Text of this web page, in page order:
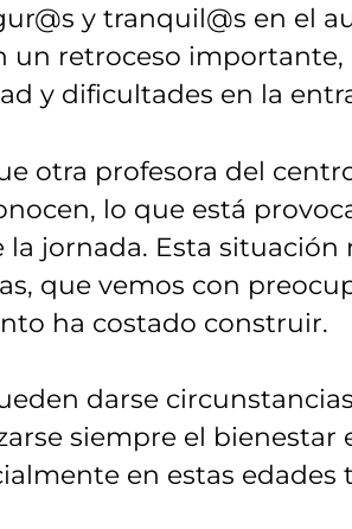
y tranquil@s en el
un retroceso
y dificultades en la
otra profesora del
lo que está
jornada. Esta situación
que vemos con
ha costado construir.
darse
siempre el bienestar
en estas edades